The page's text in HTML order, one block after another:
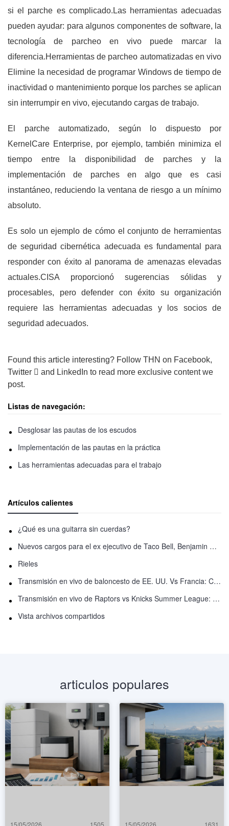
si el parche es complicado.Las herramientas adecuadas
pueden ayudar: para algunos componentes de software, la
tecnología de parcheo en vivo puede marcar la
diferencia.Herramientas de parcheo automatizadas en vivo
Elimine la necesidad de programar Windows de tiempo de
inactividad o mantenimiento porque los parches se aplican
sin interrumpir en vivo, ejecutando cargas de trabajo.
El parche automatizado, según lo dispuesto por
KernelCare Enterprise, por ejemplo, también minimiza el
tiempo entre la disponibilidad de parches y la
implementación de parches en algo que es casi
instantáneo, reduciendo la ventana de riesgo a un mínimo
absoluto.
Es solo un ejemplo de cómo el conjunto de herramientas
de seguridad cibernética adecuada es fundamental para
responder con éxito al panorama de amenazas elevadas
actuales.CISA proporcionó sugerencias sólidas y
procesables, pero defender con éxito su organización
requiere las herramientas adecuadas y los socios de
seguridad adecuados.
Found this article interesting? Follow THN on Facebook,
Twitter  and LinkedIn to read more exclusive content we
post.
Listas de navegación:
Desglosar las pautas de los escudos
Implementación de las pautas en la práctica
Las herramientas adecuadas para el trabajo
Artículos calientes
¿Qué es una guitarra sin cuerdas?
Nuevos cargos para el ex ejecutivo de Taco Bell, Benjamin Golden, en una pelea con Uber
Rieles
Transmisión en vivo de baloncesto de EE. UU. Vs Francia: Cómo ver en línea
Transmisión en vivo de Raptors vs Knicks Summer League: Cómo ver
Vista archivos compartidos
articulos populares
15/05/2026 1505 15/05/2026 1631